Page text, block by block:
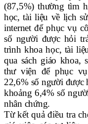
(87,5%) thường tìm
học, tài liệu về lịch
internet để phục vụ
số người được hỏi
trình khoa học, tài
qua sách giáo khoa,
thư viện để phục
22,6% số người được
khoảng 6,4% số
nhân chứng.
Từ kết quả điều tra